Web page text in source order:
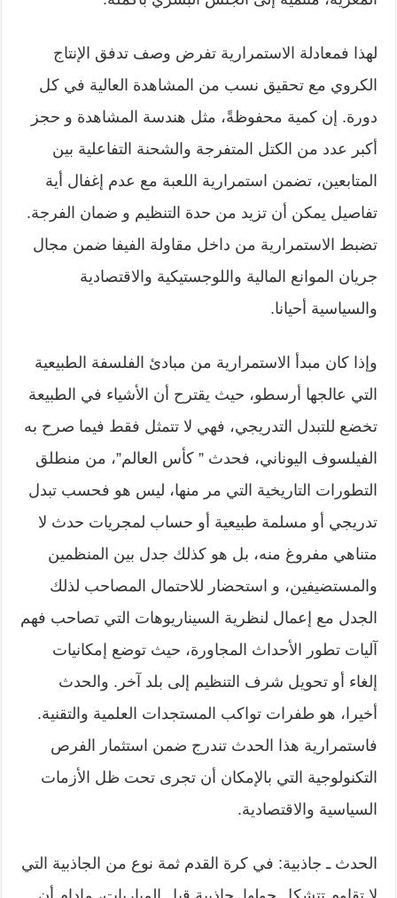
لهذا فمعادلة الاستمرارية تفرض وصف تدفق الإنتاج
الكروي مع تحقيق نسب من المشاهدة العالية في كل
دورة. إن كمية محفوظةً، مثل هندسة المشاهدة و حجز
أكبر عدد من الكتل المتفرجة والشحنة التفاعلية بين
المتابعين، تضمن استمرارية اللعبة مع عدم إغفال أية
تفاصيل يمكن أن تزيد من حدة التنظيم و ضمان الفرجة.
تضبط الاستمرارية من داخل مقاولة الفيفا ضمن مجال
جريان الموانع المالية واللوجستيكية والاقتصادية
والسياسية أحيانا.
وإذا كان مبدأ الاستمرارية من مبادئ الفلسفة الطبيعية
التي عالجها أرسطو، حيث يقترح أن الأشياء في الطبيعة
تخضع للتبدل التدريجي، فهي لا تتمثل فقط فيما صرح به
الفيلسوف اليوناني، فحدث ” كأس العالم”، من منطلق
التطورات التاريخية التي مر منها، ليس هو فحسب تبدل
تدريجي أو مسلمة طبيعية أو حساب لمجريات حدث لا
متناهي مفروغ منه، بل هو كذلك جدل بين المنظمين
والمستضيفين، و استحضار للاحتمال المصاحب لذلك
الجدل مع إعمال لنظرية السيناريوهات التي تصاحب فهم
آليات تطور الأحداث المجاورة، حيث توضع إمكانيات
إلغاء أو تحويل شرف التنظيم إلى بلد آخر. والحدث
أخيرا، هو طفرات تواكب المستجدات العلمية والتقنية.
فاستمرارية هذا الحدث تندرج ضمن استثمار الفرص
التكنولوجية التي بالإمكان أن تجرى تحت ظل الأزمات
السياسية والاقتصادية.
الحدث ـ جاذبية: في كرة القدم ثمة نوع من الجاذبية التي